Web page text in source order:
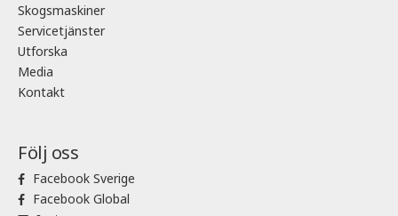
Skogsmaskiner
Servicetjänster
Utforska
Media
Kontakt
Följ oss
Facebook Sverige
Facebook Global